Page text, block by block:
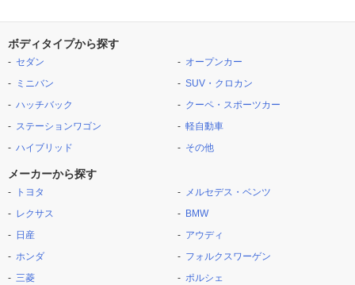
ボディタイプから探す
セダン
ミニバン
ハッチバック
ステーションワゴン
ハイブリッド
オープンカー
SUV・クロカン
クーペ・スポーツカー
軽自動車
その他
メーカーから探す
トヨタ
レクサス
日産
ホンダ
三菱
メルセデス・ベンツ
BMW
アウディ
フォルクスワーゲン
ポルシェ